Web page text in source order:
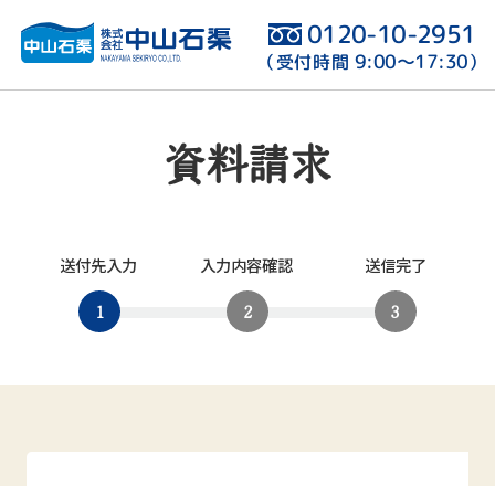
0120-10-2951
（受付時間 9:00〜17:30）
資料請求
送付先入力
1
入力内容確認
2
送信完了
3